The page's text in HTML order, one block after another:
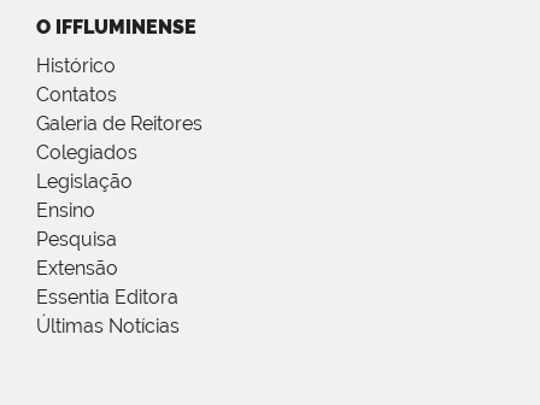
O IFFLUMINENSE
Histórico
Contatos
Galeria de Reitores
Colegiados
Legislação
Ensino
Pesquisa
Extensão
Essentia Editora
Últimas Notícias